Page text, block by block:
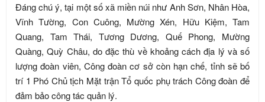
Đáng chú ý, tại một số xã miền núi như Anh Sơn, Nhân Hòa,
Vĩnh Tường, Con Cuông, Mường Xén, Hữu Kiệm, Tam
Quang, Tam Thái, Tương Dương, Quế Phong, Mường
Quàng, Quỳ Châu, do đặc thù về khoảng cách địa lý và số
lượng đoàn viên, Công đoàn cơ sở còn hạn chế, tỉnh sẽ bố
trí 1 Phó Chủ tịch Mặt trận Tổ quốc phụ trách Công đoàn để
đảm bảo công tác quản lý.